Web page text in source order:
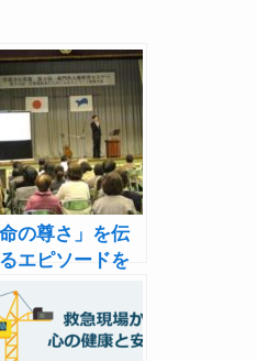
命の尊さ」を伝
エピソードを
長門市で人権講
）